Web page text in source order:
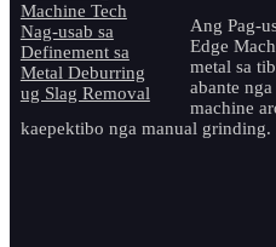
Ang Pag-
Edge
metal sa
abante
machine
kaepektibo nga manual